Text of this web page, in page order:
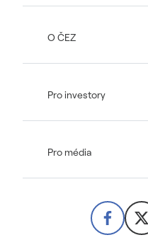
O ČEZ
Pro investory
Pro média